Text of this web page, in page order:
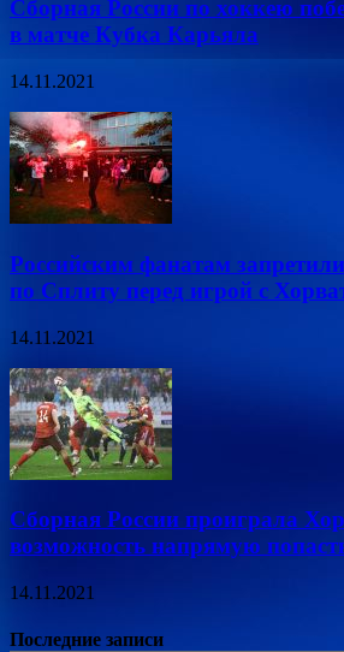
Сборная России по хоккею
в матче Кубка Карьяла
14.11.2021
Российским фанатам
по Сплиту перед игрой с
14.11.2021
Сборная России проиграла
возможность напрямую
14.11.2021
Последние записи